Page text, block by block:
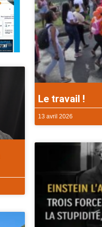
Le travail !
13 avril 2026